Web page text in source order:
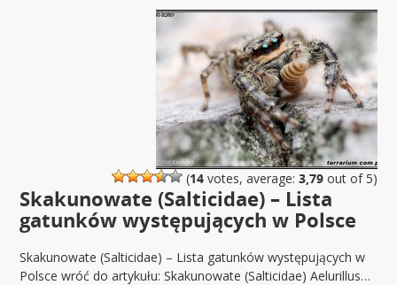
(14votes, average: 3,79out of 5)
Skakunowate (Salticidae) – Lista
gatunków występujących w Polsce
Skakunowate (Salticidae) – Lista gatunków występujących w
Polsce wróć do artykułu: Skakunowate (Salticidae) Aelurillus…